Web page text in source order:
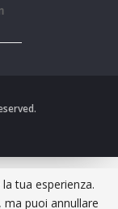
tua esperienza.
puoi annullare